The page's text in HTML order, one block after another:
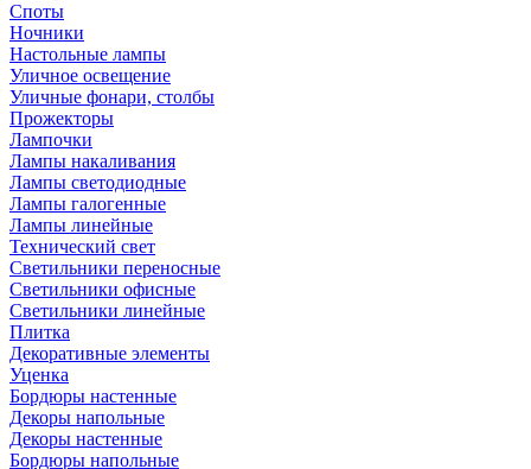
Споты
Ночники
Настольные лампы
Уличное освещение
Уличные фонари, столбы
Прожекторы
Лампочки
Лампы накаливания
Лампы светодиодные
Лампы галогенные
Лампы линейные
Технический свет
Светильники переносные
Светильники офисные
Светильники линейные
Плитка
Декоративные элементы
Уценка
Бордюры настенные
Декоры напольные
Декоры настенные
Бордюры напольные